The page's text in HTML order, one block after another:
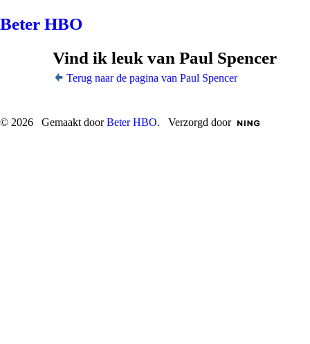
Beter HBO
Vind ik leuk van Paul Spencer
Terug naar de pagina van Paul Spencer
© 2026 Gemaakt doorBeter HBO. Verzorgd door